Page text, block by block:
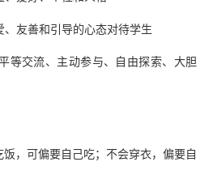
友善和引导的心态对待学生
等交流、主动参与、自由探索、大胆
，可偏要自己吃；不会穿衣，偏要自